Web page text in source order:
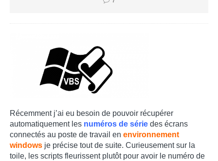
Récemment j’ai eu besoin de pouvoir récupérer
automatiquement les numéros de série des écrans
connectés au poste de travail en environnement
windows je précise tout de suite. Curieusement sur la
toile, les scripts fleurissent plutôt pour avoir le numéro de